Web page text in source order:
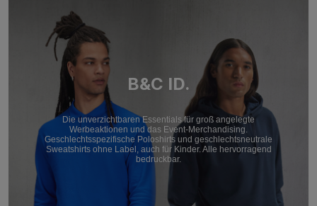
B&C ID.
Die unverzichtbaren Essentials für groß angelegte
Werbeaktionen und das Event-Merchandising.
Geschlechtsspezifische Poloshirts und geschlechtsneutrale
Sweatshirts ohne Label, auch für Kinder. Alle hervorragend
bedruckbar.